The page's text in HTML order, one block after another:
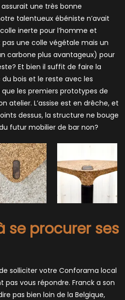
une très bonne
talentueux ébéniste n’avait
inerte pour l’homme et
pas une colle végétale mais un
carbone plus avantageux) pour
Et bien il suffit de faire la
bois et le reste avec les
les premiers prototypes de
atelier. L’assise est en drêche, et
dessus, la structure ne bouge
futur mobilier de bar non?
se procurer ses
solliciter votre Conforama local
pas vous répondre. Franck a son
pas bien loin de la Belgique,